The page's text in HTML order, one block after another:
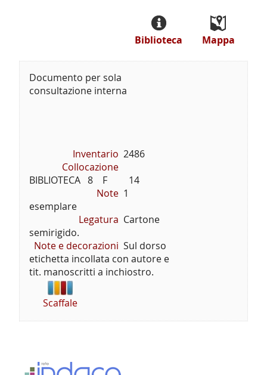
Mappa
Biblioteca
Documento per sola
consultazione interna
Inventario 2486
Collocazione
BIBLIOTECA   8    F         14
Note 1
esemplare
Legatura Cartone
semirigido.
Note e decorazioni Sul dorso
etichetta incollata con autore e
tit. manoscritti a inchiostro.
Scaffale